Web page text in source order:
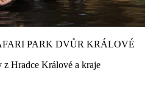
PARK DVŮR KRÁLOVÉ
z Hradce Králové a kraje